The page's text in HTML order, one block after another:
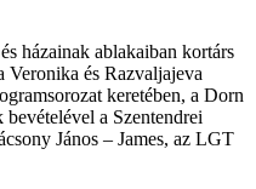
házainak ablakaiban kortárs
Veronika és Razvaljajeva
keretében, a Dorn
a Szentendrei
János – James, az LGT